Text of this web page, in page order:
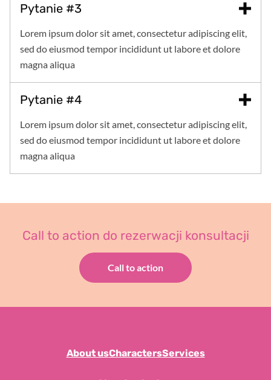
Pytanie #3
Lorem ipsum dolor sit amet, consectetur adipiscing elit,
sed do eiusmod tempor incididunt ut labore et dolore
magna aliqua
Pytanie #4
Lorem ipsum dolor sit amet, consectetur adipiscing elit,
sed do eiusmod tempor incididunt ut labore et dolore
magna aliqua
Call to action do rezerwacji konsultacji
Call to action
About usCharactersServices